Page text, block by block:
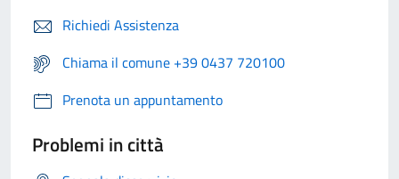
Richiedi Assistenza
Chiama il comune +39 0437 720100
Prenota un appuntamento
Problemi in città